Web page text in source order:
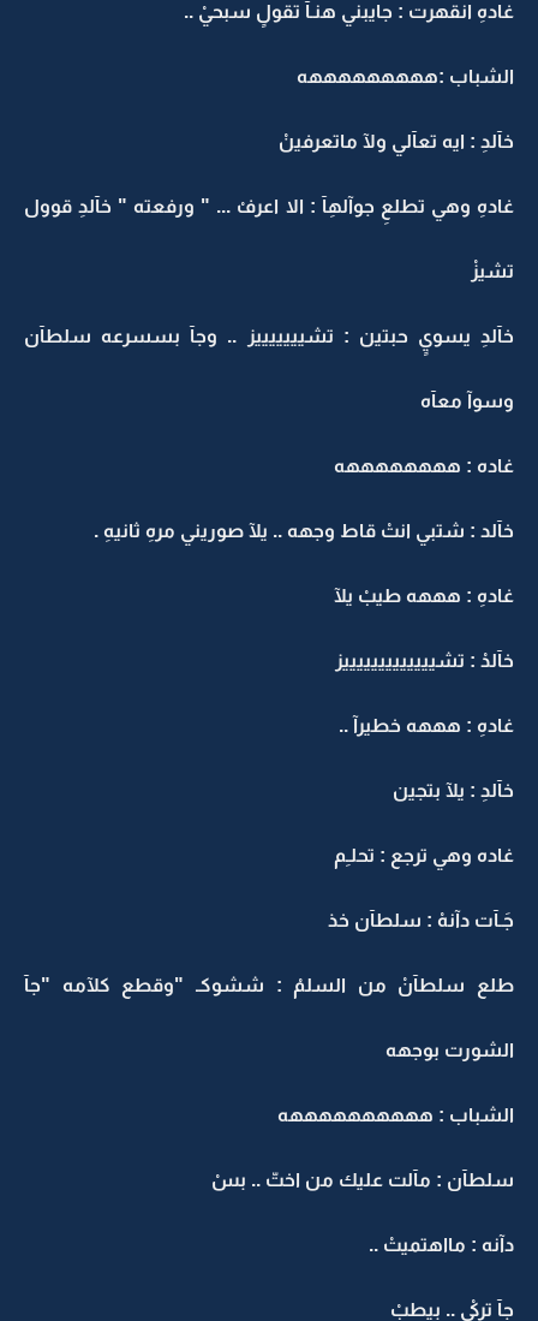
غادهِ انقهرت : جايبني هنـآ تقولٍ سبحيْ ..
الشباب :هههههههههه
خآلدِ : ايه تعآلي ولآ ماتعرفينْ
غادهِ وهي تطلعِ جوآلهِآ : الا اعرفْ ... " ورفعته " خآلدِ قوول
تشيزْ
خآلدِ يسويٍ حبتين : تشيييييييز .. وجآ بسسرعه سلطآن
وسوآ معآه
غاده : ههههههههه
خآلد : شتبي انتْ قاط وجهه .. يلآ صوريني مرهِ ثانيهِ .
غادهِ : هههه طيبْ يلآ
خآلدْ : تشيييييييييييييز
غادهِ : هههه خطيرآ ..
خآلدِ : يلآ بتجين
غاده وهي ترجع : تحلـِم
جَـآت دآنهْ : سلطآن خذ
طلع سلطآنْ من السلمْ : ششوكـ "وقطع كلآمه "جآ
الشورت بوجهه
الشباب : ههههههههههه
سلطآن : مآلت عليك من اختّ .. بسْ
دآنه : مااهتميتْ ..
جآ تركيْ .. بيطبْ